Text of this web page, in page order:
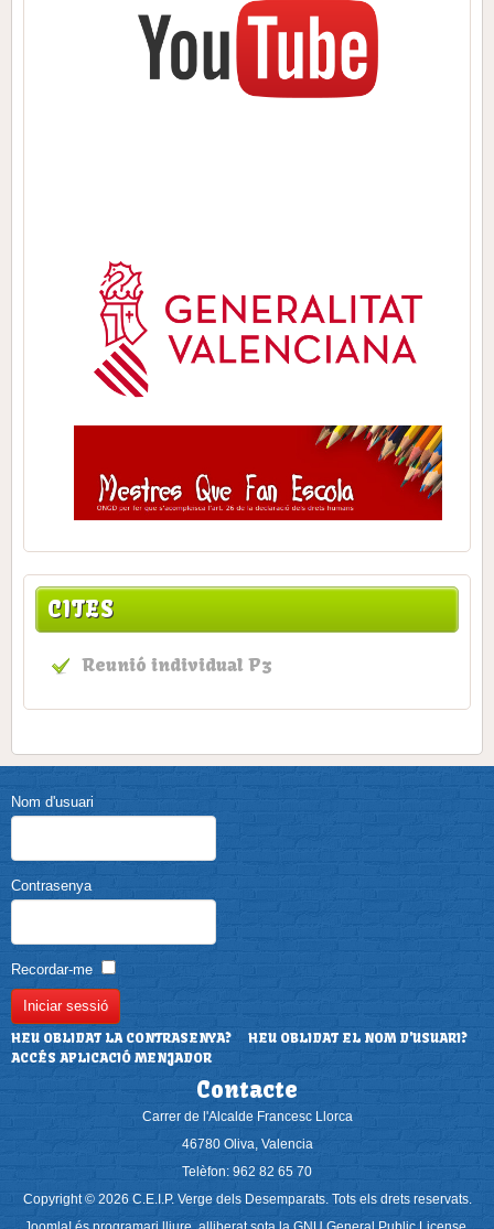
CITES
Reunió individual P3
Nom d'usuari
Contrasenya
Recordar-me
HEU OBLIDAT LA CONTRASENYA?
HEU OBLIDAT EL NOM D'USUARI?
ACCÉS APLICACIÓ MENJADOR
Contacte
Carrer de l'Alcalde Francesc Llorca
46780 Oliva, Valencia
Telèfon: 962 82 65 70
Copyright © 2026 C.E.I.P. Verge dels Desemparats. Tots els drets reservats.